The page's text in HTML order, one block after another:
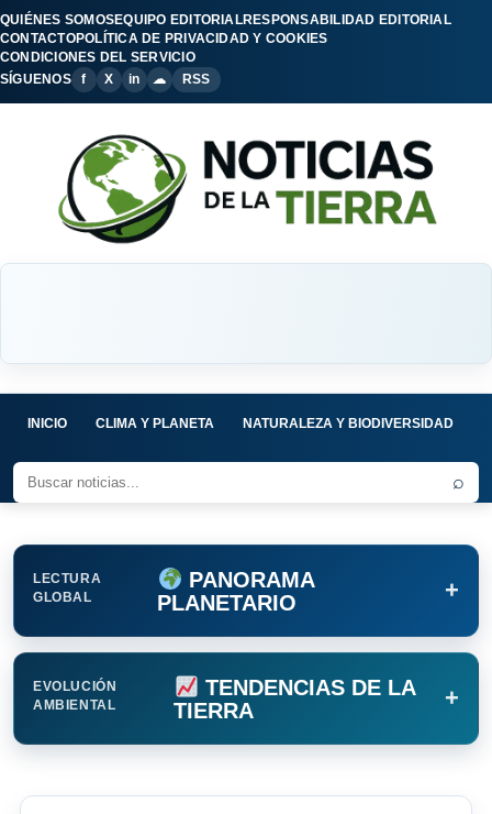
QUIÉNES SOMOSEQUIPO EDITORIALRESPONSABILIDAD EDITORIAL
CONTACTOPOLÍTICA DE PRIVACIDAD Y COOKIES
CONDICIONES DEL SERVICIO
SÍGUENOS
f X in ☁ RSS
INICIO CLIMA Y PLANETA NATURALEZA Y BIODIVERSIDAD
⌕
LECTURA
GLOBAL
PANORAMA
PLANETARIO
+
EVOLUCIÓN
AMBIENTAL
TENDENCIAS DE LA
TIERRA
+